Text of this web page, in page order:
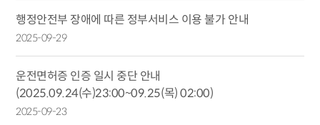
행정안전부 장애에 따른 정부서비스 이용 불가 안내
2025-09-29
운전면허증 인증 일시 중단 안내
(2025.09.24(수)23:00~09.25(목) 02:00)
2025-09-23